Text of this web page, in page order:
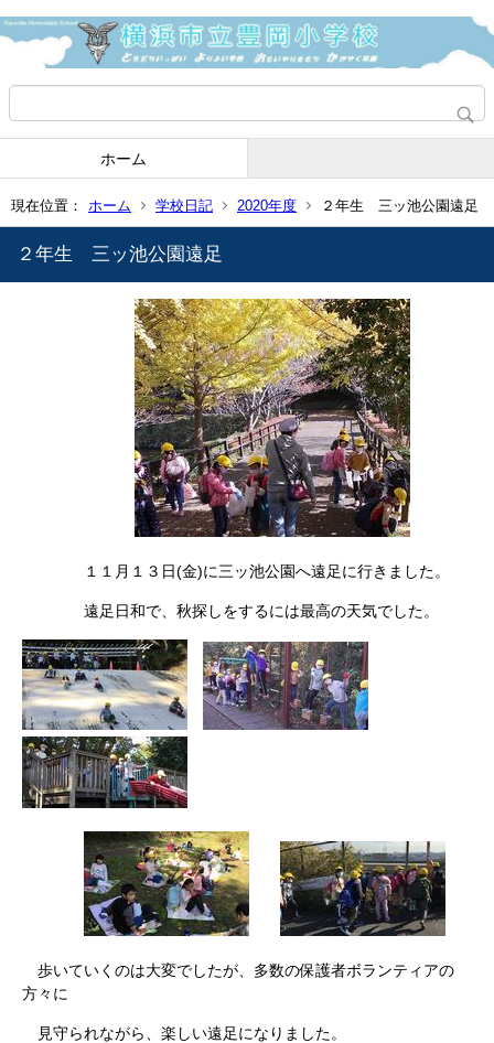
ホーム
現在位置： ホーム 学校日記 2020年度 ２年生 三ッ池公園遠足
２年生 三ッ池公園遠足
１１月１３日(金)に三ッ池公園へ遠足に行きました。
遠足日和で、秋探しをするには最高の天気でした。
歩いていくのは大変でしたが、多数の保護者ボランティアの
方々に
見守られながら、楽しい遠足になりました。